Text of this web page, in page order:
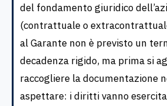
del fondamento giuridico
(contrattuale o
al Garante non è previsto un
decadenza rigido, ma prima si
raccogliere la documentazione
aspettare: i diritti vanno